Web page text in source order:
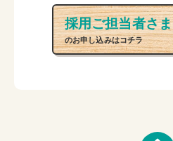
採用ご担当者さま
のお申し込みはコチラ